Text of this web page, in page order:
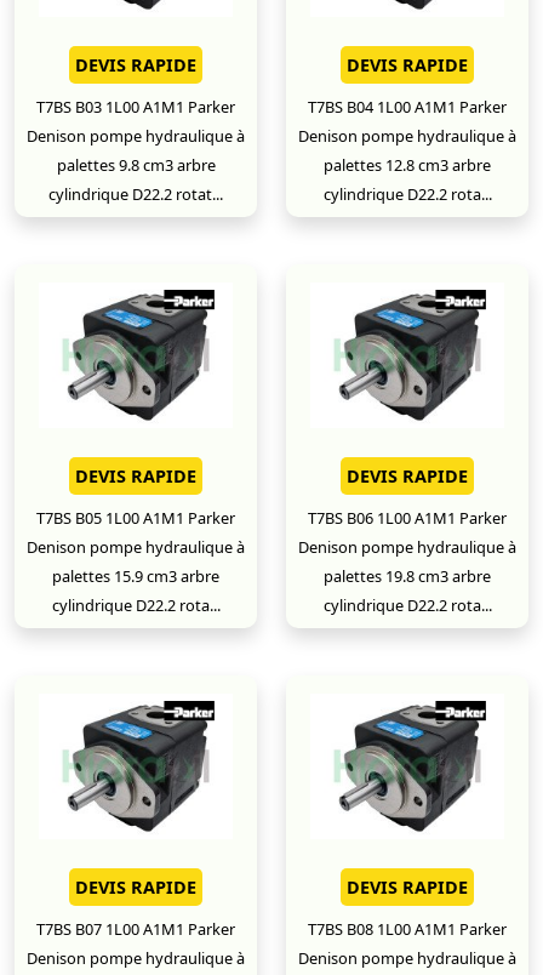
DEVIS RAPIDE
T7BS B03 1L00 A1M1 Parker
Denison pompe hydraulique à
palettes 9.8 cm3 arbre
cylindrique D22.2 rotat...
DEVIS RAPIDE
T7BS B04 1L00 A1M1 Parker
Denison pompe hydraulique à
palettes 12.8 cm3 arbre
cylindrique D22.2 rota...
DEVIS RAPIDE
T7BS B05 1L00 A1M1 Parker
Denison pompe hydraulique à
palettes 15.9 cm3 arbre
cylindrique D22.2 rota...
DEVIS RAPIDE
T7BS B06 1L00 A1M1 Parker
Denison pompe hydraulique à
palettes 19.8 cm3 arbre
cylindrique D22.2 rota...
DEVIS RAPIDE
T7BS B07 1L00 A1M1 Parker
Denison pompe hydraulique à
DEVIS RAPIDE
T7BS B08 1L00 A1M1 Parker
Denison pompe hydraulique à